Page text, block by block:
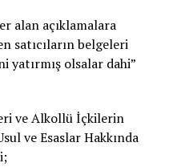
alan açıklamalara
satıcıların belgeleri
yatırmış olsalar dahi”
ve Alkollü İçkilerin
ve Esaslar Hakkında